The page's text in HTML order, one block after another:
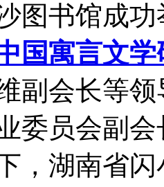
图书馆成
国寓言文学
副会长等
委员会副
，湖南省